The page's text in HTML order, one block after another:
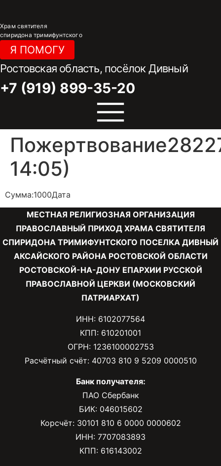
содержимому
Храм святителя
спиридона тримифунтского
Я ПОМОГУ
Ростовская область, посёлок Дивный
+7 (919) 899-35-20
14:05)
Сумма:1000Дата
МЕСТНАЯ РЕЛИГИОЗНАЯ ОРГАНИЗАЦИЯ
ПРАВОСЛАВНЫЙ ПРИХОД ХРАМА СВЯТИТЕЛЯ
СПИРИДОНА ТРИМИФУНТСКОГО ПОСЕЛКА ДИВНЫЙ
АКСАЙСКОГО РАЙОНА РОСТОВСКОЙ ОБЛАСТИ
РОСТОВСКОЙ-НА-ДОНУ ЕПАРХИИ РУССКОЙ
ПРАВОСЛАВНОЙ ЦЕРКВИ (МОСКОВСКИЙ
ПАТРИАРХАТ)
ИНН: 6102077564
КПП: 610201001
ОГРН: 1236100002753
Расчётный счёт: 40703 810 9 5209 0000510
Банк получателя:
ПАО Сбербанк
БИК: 046015602
Корсчёт: 30101 810 6 0000 0000602
ИНН: 7707083893
КПП: 616143002